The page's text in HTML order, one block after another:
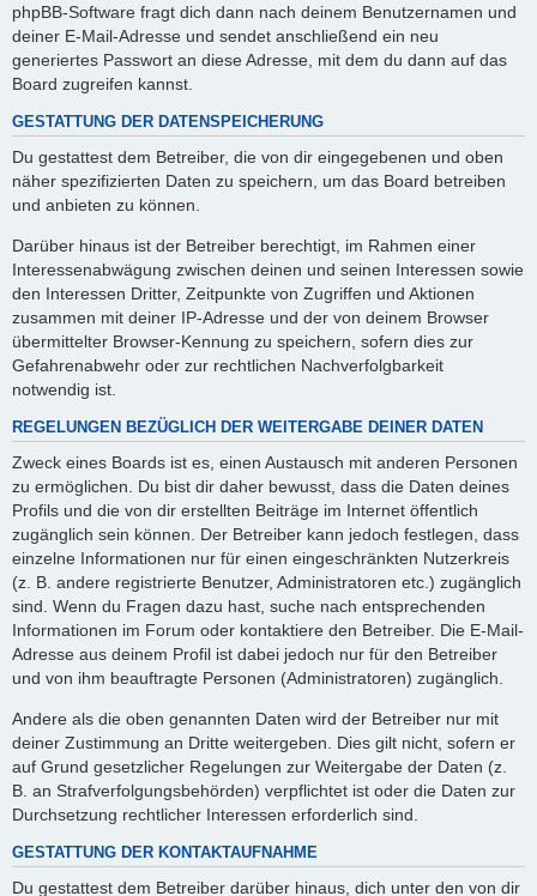
phpBB-Software fragt dich dann nach deinem Benutzernamen und
deiner E-Mail-Adresse und sendet anschließend ein neu
generiertes Passwort an diese Adresse, mit dem du dann auf das
Board zugreifen kannst.
GESTATTUNG DER DATENSPEICHERUNG
Du gestattest dem Betreiber, die von dir eingegebenen und oben
näher spezifizierten Daten zu speichern, um das Board betreiben
und anbieten zu können.
Darüber hinaus ist der Betreiber berechtigt, im Rahmen einer
Interessenabwägung zwischen deinen und seinen Interessen sowie
den Interessen Dritter, Zeitpunkte von Zugriffen und Aktionen
zusammen mit deiner IP-Adresse und der von deinem Browser
übermittelter Browser-Kennung zu speichern, sofern dies zur
Gefahrenabwehr oder zur rechtlichen Nachverfolgbarkeit
notwendig ist.
REGELUNGEN BEZÜGLICH DER WEITERGABE DEINER DATEN
Zweck eines Boards ist es, einen Austausch mit anderen Personen
zu ermöglichen. Du bist dir daher bewusst, dass die Daten deines
Profils und die von dir erstellten Beiträge im Internet öffentlich
zugänglich sein können. Der Betreiber kann jedoch festlegen, dass
einzelne Informationen nur für einen eingeschränkten Nutzerkreis
(z. B. andere registrierte Benutzer, Administratoren etc.) zugänglich
sind. Wenn du Fragen dazu hast, suche nach entsprechenden
Informationen im Forum oder kontaktiere den Betreiber. Die E-Mail-
Adresse aus deinem Profil ist dabei jedoch nur für den Betreiber
und von ihm beauftragte Personen (Administratoren) zugänglich.
Andere als die oben genannten Daten wird der Betreiber nur mit
deiner Zustimmung an Dritte weitergeben. Dies gilt nicht, sofern er
auf Grund gesetzlicher Regelungen zur Weitergabe der Daten (z.
B. an Strafverfolgungsbehörden) verpflichtet ist oder die Daten zur
Durchsetzung rechtlicher Interessen erforderlich sind.
GESTATTUNG DER KONTAKTAUFNAHME
Du gestattest dem Betreiber darüber hinaus, dich unter den von dir